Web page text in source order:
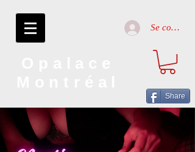
Se connecter
Share